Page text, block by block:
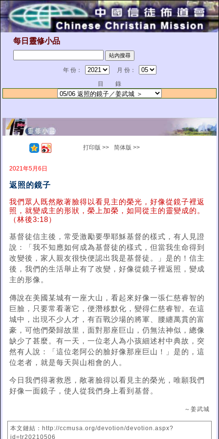
每日靈修小品
年 份：
月 份：
目 錄
打印版 >> 简体版 >>
2021年5月6日
返照的鏡子
我們眾人既然敞著臉得以看見主的榮光，好像從鏡子裡返
照，就變成主的形狀，榮上加榮，如同從主的靈變成的。
（林後3:18）
基督徒信主後，常受激勵要學耶穌基督的樣式，有人見證
說：「我不知應如何成為基督徒的樣式，但當我生命得到
改變後，家人親友很快便認出我是基督徒。」是的！信主
後，我們的生活舉止有了改變，好像從鏡子裡返照，變成
主的形像。
傳說在美國某城有一座大山，看起來好像一張仁慈睿智的
巨臉，只要常看著它，便潛移默化，變得仁慈睿智。在這
城中，出現不少人才，有百戰沙場的將軍、腰纏萬貫的富
豪，可他們榮歸故里，面對那座巨山，仍無法神似，總像
缺少了甚麼。有一天，一位老人為小孩細述村中典故，突
然有人說：「這位老阿公的臉好像那座巨山！」是的，這
位老者，就是每天與山相會的人。
今日我們得著救恩，敞著臉得以看見主的榮光，唯願我們
好像一面鏡子，使人從我們身上看到基督。
～姜武城
本文鏈結：http://ccmusa.org/devotion/devotion.aspx?
id=tr20210506